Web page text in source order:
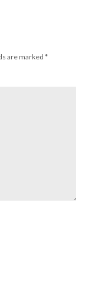
are marked *